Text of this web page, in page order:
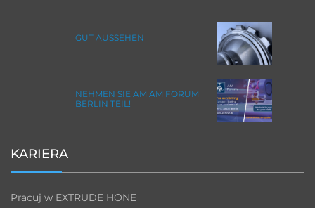
GUT AUSSEHEN
NEHMEN SIE AM AM FORUM
BERLIN TEIL!
KARIERA
Pracuj w EXTRUDE HONE